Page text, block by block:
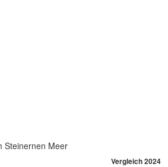
Steinernen Meer
Vergleich 2024 –